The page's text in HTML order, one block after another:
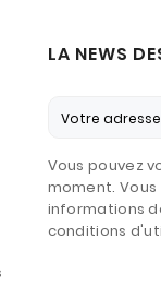
LA NEWS
Vous pouvez
moment.
informations
conditions